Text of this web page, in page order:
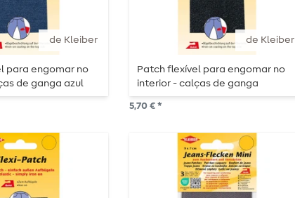
de Kleiber
para engomar no
de ganga azul
de Kleiber
Patch flexível para engomar no
interior - calças de ganga
escuras
5,70 € *